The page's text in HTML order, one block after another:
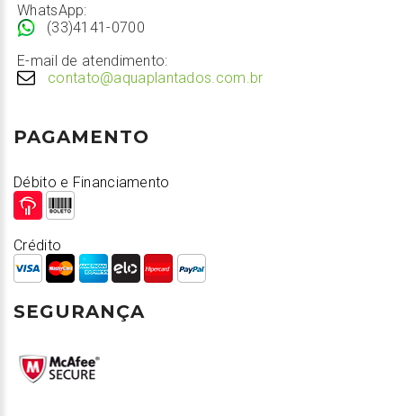
WhatsApp:
(33)4141-0700
E-mail de atendimento:
contato@aquaplantados.com.br
PAGAMENTO
Débito e Financiamento
Crédito
SEGURANÇA